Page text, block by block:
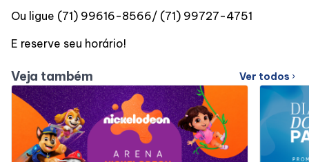
Ou ligue (71) 99616-8566/ (71) 99727-4751
E reserve seu horário!
Veja também Ver todos chevron_right